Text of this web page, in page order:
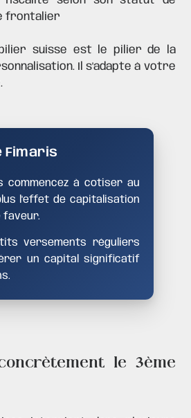
frontalier
suisse est le pilier de la
Il s'adapte à votre
Fimaris
commencez à cotiser au
l'effet de capitalisation
faveur.
versements réguliers
un capital significatif
le 3ème